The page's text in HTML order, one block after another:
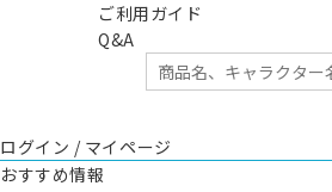
ご利用ガイド
Q&A
ログイン / マイページ
おすすめ情報